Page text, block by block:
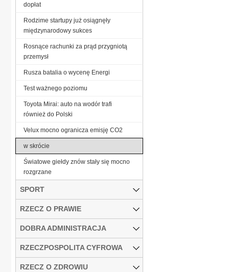
dopłat
Rodzime startupy już osiągnęły
międzynarodowy sukces
Rosnące rachunki za prąd przygniotą
przemysł
Rusza batalia o wycenę Energi
Test ważnego poziomu
Toyota Mirai: auto na wodór trafi
również do Polski
Velux mocno ogranicza emisję CO2
w skrócie
Światowe giełdy znów stały się mocno
rozgrzane
SPORT
RZECZ O PRAWIE
DOBRA ADMINISTRACJA
RZECZPOSPOLITA CYFROWA
RZECZ O ZDROWIU